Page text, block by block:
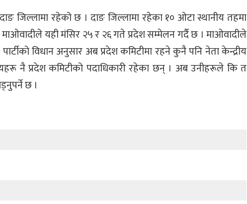
जिल्लामा रहेको छ । दाङ जिल्लामा रहेका १० ओटा स्थानीय तहमा
यही मंसिर २५ र २६ गते प्रदेश सम्मेलन गर्दै छ । माओवादीले
विधान अनुसार अब प्रदेश कमिटीमा रहने कुनै पनि नेता केन्द्रीय
नै प्रदेश कमिटीको पदाधिकारी रहेका छन् । अब उनीहरूले कि त
छ ।